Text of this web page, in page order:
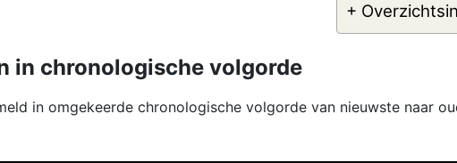
+
in chronologische volgorde
in omgekeerde chronologische volgorde van nieuwste naar